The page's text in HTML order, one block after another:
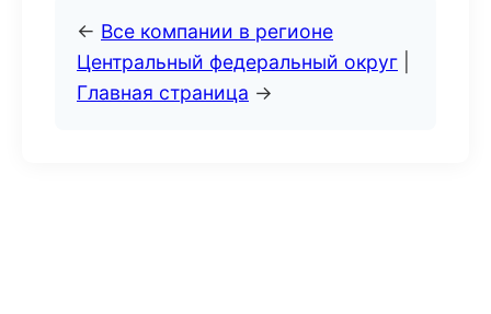
← Все компании в регионе
Центральный федеральный округ
Главная страница →